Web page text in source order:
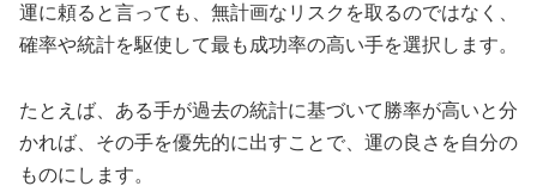
運に頼ると言っても、無計画なリスクを取るのではなく、
確率や統計を駆使して最も成功率の高い手を選択します。
たとえば、ある手が過去の統計に基づいて勝率が高いと分
かれば、その手を優先的に出すことで、運の良さを自分の
ものにします。